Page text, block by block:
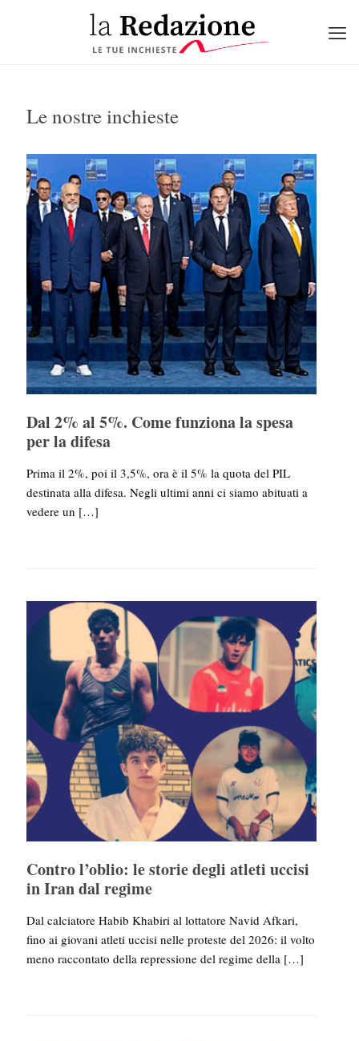
Le nostre inchieste
Dal 2% al 5%. Come funziona la spesa
per la difesa
Prima il 2%, poi il 3,5%, ora è il 5% la quota del PIL
destinata alla difesa. Negli ultimi anni ci siamo abituati a
vedere un […]
Contro l’oblio: le storie degli atleti uccisi
in Iran dal regime
Dal calciatore Habib Khabiri al lottatore Navid Afkari,
fino ai giovani atleti uccisi nelle proteste del 2026: il volto
meno raccontato della repressione del regime della […]